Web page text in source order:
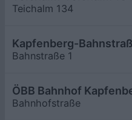
Teichalm 134
Kapfenberg-
Bahnstraße 1
ÖBB Bahnhof
Bahnhofstraße